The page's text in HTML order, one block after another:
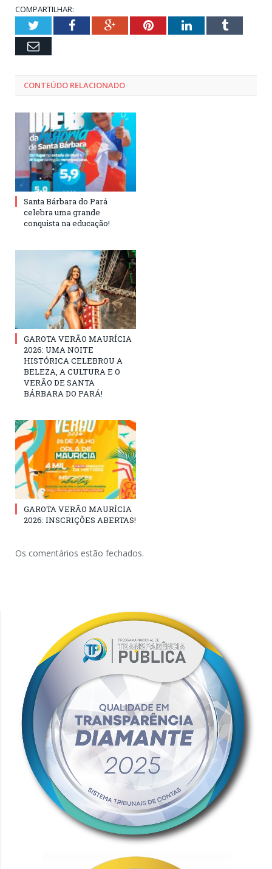
COMPARTILHAR:
TwitterFacebookGoogle+PinterestLinkedInTumblr
Email
CONTEÚDO RELACIONADO
Santa Bárbara do Pará
celebra uma grande
conquista na educação!
GAROTA VERÃO MAURÍCIA
2026: UMA NOITE
HISTÓRICA CELEBROU A
BELEZA, A CULTURA E O
VERÃO DE SANTA
BÁRBARA DO PARÁ!
GAROTA VERÃO MAURÍCIA
2026: INSCRIÇÕES ABERTAS!
Os comentários estão fechados.